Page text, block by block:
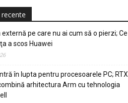
externă pe care nu ai cum să o pierzi; Ce
a scos Huawei
în lupta pentru procesoarele PC; RTX
arhitectura Arm cu tehnologia